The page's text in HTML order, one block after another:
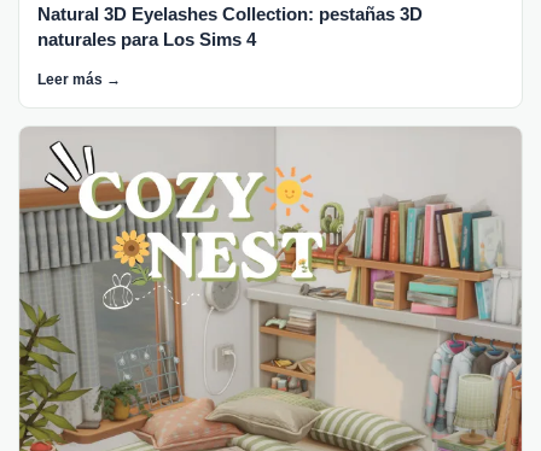
Natural 3D Eyelashes Collection: pestañas 3D
naturales para Los Sims 4
Leer más →